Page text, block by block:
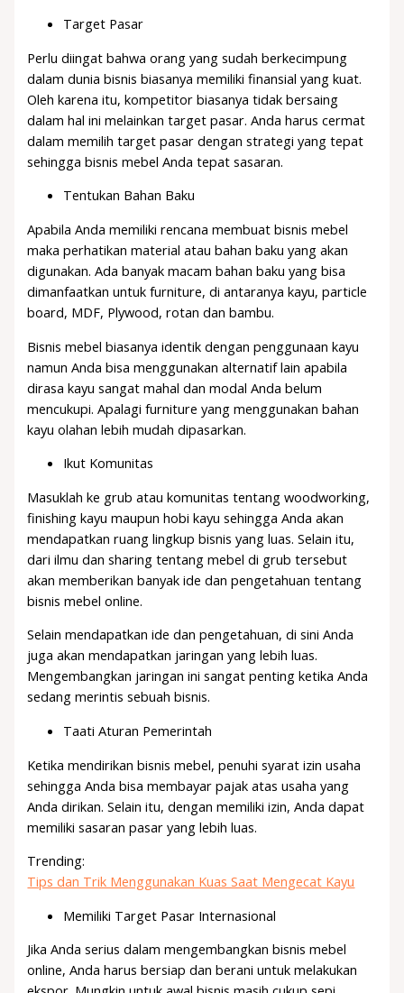
Target Pasar
Perlu diingat bahwa orang yang sudah berkecimpung
dalam dunia bisnis biasanya memiliki finansial yang kuat.
Oleh karena itu, kompetitor biasanya tidak bersaing
dalam hal ini melainkan target pasar. Anda harus cermat
dalam memilih target pasar dengan strategi yang tepat
sehingga bisnis mebel Anda tepat sasaran.
Tentukan Bahan Baku
Apabila Anda memiliki rencana membuat bisnis mebel
maka perhatikan material atau bahan baku yang akan
digunakan. Ada banyak macam bahan baku yang bisa
dimanfaatkan untuk furniture, di antaranya kayu, particle
board, MDF, Plywood, rotan dan bambu.
Bisnis mebel biasanya identik dengan penggunaan kayu
namun Anda bisa menggunakan alternatif lain apabila
dirasa kayu sangat mahal dan modal Anda belum
mencukupi. Apalagi furniture yang menggunakan bahan
kayu olahan lebih mudah dipasarkan.
Ikut Komunitas
Masuklah ke grub atau komunitas tentang woodworking,
finishing kayu maupun hobi kayu sehingga Anda akan
mendapatkan ruang lingkup bisnis yang luas. Selain itu,
dari ilmu dan sharing tentang mebel di grub tersebut
akan memberikan banyak ide dan pengetahuan tentang
bisnis mebel online.
Selain mendapatkan ide dan pengetahuan, di sini Anda
juga akan mendapatkan jaringan yang lebih luas.
Mengembangkan jaringan ini sangat penting ketika Anda
sedang merintis sebuah bisnis.
Taati Aturan Pemerintah
Ketika mendirikan bisnis mebel, penuhi syarat izin usaha
sehingga Anda bisa membayar pajak atas usaha yang
Anda dirikan. Selain itu, dengan memiliki izin, Anda dapat
memiliki sasaran pasar yang lebih luas.
Trending:
Tips dan Trik Menggunakan Kuas Saat Mengecat Kayu
Memiliki Target Pasar Internasional
Jika Anda serius dalam mengembangkan bisnis mebel
online, Anda harus bersiap dan berani untuk melakukan